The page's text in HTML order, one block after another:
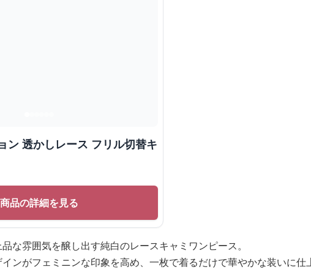
ン 透かしレース フリル切替キ
商品の詳細を見る
な雰囲気を醸し出す純白のレースキャミワンピース。
ンがフェミニンな印象を高め、一枚で着るだけで華やかな装いに仕